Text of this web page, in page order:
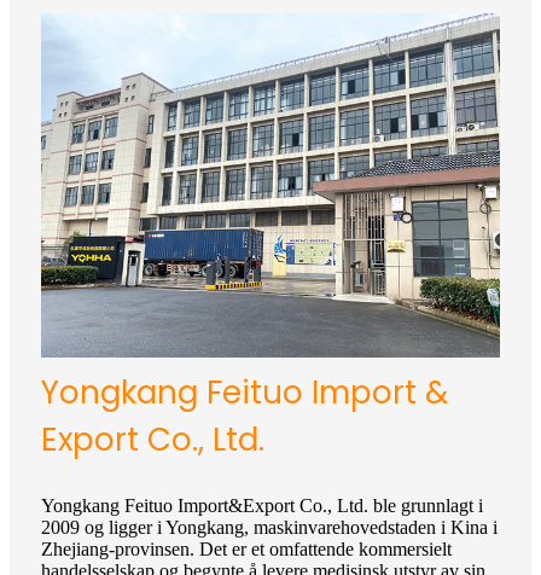
Yongkang Feituo Import &
Export Co., Ltd.
Yongkang Feituo Import&Export Co., Ltd. ble grunnlagt i
2009 og ligger i Yongkang, maskinvarehovedstaden i Kina i
Zhejiang-provinsen. Det er et omfattende kommersielt
handelsselskap og begynte å levere medisinsk utstyr av sin